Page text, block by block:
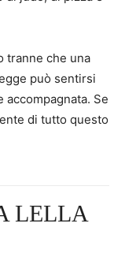
tranne che una
può sentirsi
Se
di tutto questo
LELLA